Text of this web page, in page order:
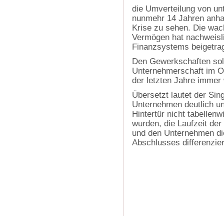
die Umverteilung von
nunmehr 14 Jahren
Krise zu sehen. Die
Vermögen hat
Finanzsystems
Den Gewerkschaften
Unternehmerschaft im
der letzten Jahre immer
Übersetzt lautet der
Unternehmen deutlich
Hintertür nicht
wurden, die Laufzeit
und den Unternehmen
Abschlusses